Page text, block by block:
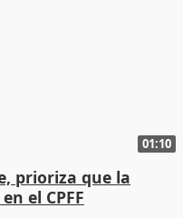
01:10
prioriza que la
el CPFF